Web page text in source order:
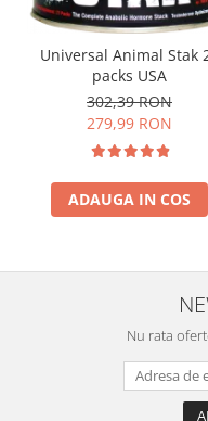
Universal Animal Stak
packs USA
302,39 RON
279,99 RON
ADAUGA IN COS
Nu rata